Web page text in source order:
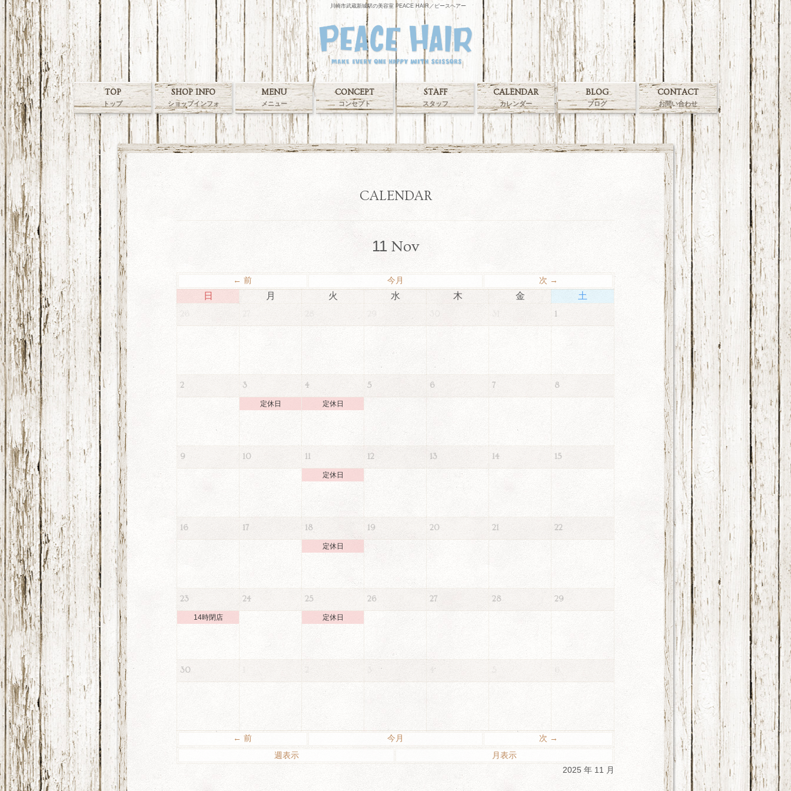
川崎市武蔵新城駅の美容室 PEACE HAIR／ピースヘアー
TOP
トップ
SHOP INFO
ショップインフォ
MENU
メニュー
CONCEPT
コンセプト
STAFF
スタッフ
CALENDAR
カレンダー
BLOG
ブログ
CONTACT
お問い合わせ
CALENDAR
11 Nov
← 前 今月 次 →
日 月 火 水 木 金 土
26 1
2 3
定休日
4
定休日
5 6 7 8
9 10 11
定休日
12 13 14 15
16 17 18
定休日
19 20 21 22
23
14時閉店
24 25
定休日
26 27 28 29
30
← 前 今月
次 →
週表示
月表示
2025 年 11 月